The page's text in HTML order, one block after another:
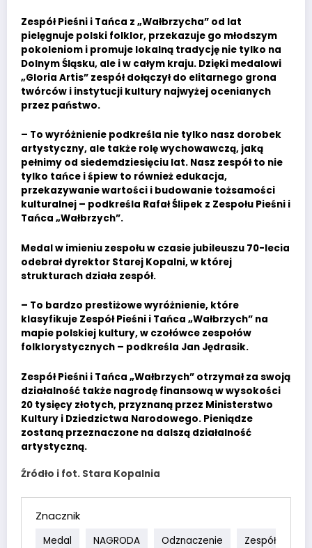
Zespół Pieśni i Tańca z „Wałbrzycha” od lat
pielęgnuje polski folklor, przekazuje go młodszym
pokoleniom i promuje lokalną tradycję nie tylko na
Dolnym Śląsku, ale i w całym kraju. Dzięki medalowi
„Gloria Artis” zespół dołączył do elitarnego grona
twórców i instytucji kultury najwyżej ocenianych
przez państwo.
– To wyróżnienie podkreśla nie tylko nasz dorobek
artystyczny, ale także rolę wychowawczą, jaką
pełnimy od siedemdziesięciu lat. Nasz zespół to nie
tylko tańce i śpiew to również edukacja,
przekazywanie wartości i budowanie tożsamości
kulturalnej – podkreśla Rafał Ślipek z Zespołu Pieśni i
Tańca „Wałbrzych”.
Medal w imieniu zespołu w czasie jubileuszu 70-lecia
odebrał dyrektor Starej Kopalni, w której
strukturach działa zespół.
– To bardzo prestiżowe wyróżnienie, które
klasyfikuje Zespół Pieśni i Tańca „Wałbrzych” na
mapie polskiej kultury, w czołówce zespołów
folklorystycznych – podkreśla Jan Jędrasik.
Zespół Pieśni i Tańca „Wałbrzych” otrzymał za swoją
działalność także nagrodę finansową w wysokości
20 tysięcy złotych, przyznaną przez Ministerstwo
Kultury i Dziedzictwa Narodowego. Pieniądze
zostaną przeznaczone na dalszą działalność
artystyczną.
Źródło i fot. Stara Kopalnia
Znacznik
Medal NAGRODA Odznaczenie Zespół